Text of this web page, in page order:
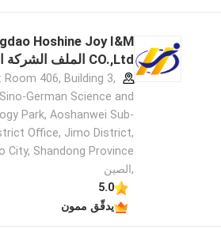
Hoshine Joy I&M
CO.,Ltd الملف الشركة المصنعة
Room 406, Building 3,
Sino-German Science and
Park, Aoshanwei Sub-
Office, Jimo District,
,الصين
5.0
يدقّق ممون